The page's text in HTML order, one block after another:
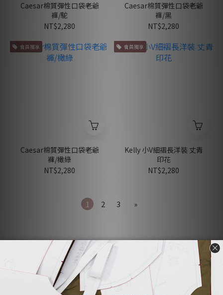
Caesar棉質彈性口袋老爺
褲/駝
NT$2,280
Caesar棉質彈性口袋老爺
褲/黑
NT$2,280
會員獨享
Caesar棉質彈性口袋老爺
褲/橄綠
NT$2,280
會員獨享
Kelly 小V細褶長洋裝 丈青
印花
NT$2,280
1 2 3 »